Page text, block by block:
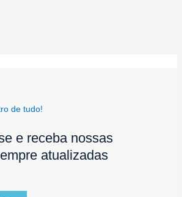
de tudo!
e receba nossas
atualizadas